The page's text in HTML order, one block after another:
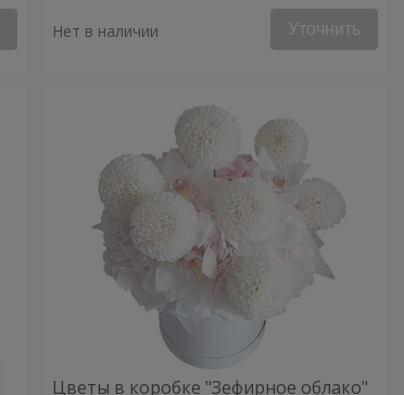
Нет в наличии Уточнить
Цветы в коробке "Зефирное облако"